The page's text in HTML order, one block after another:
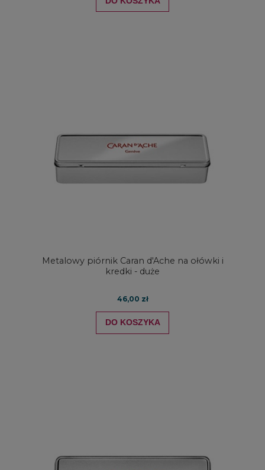
Metalowy piórnik Caran d'Ache na ołówki i
kredki - duże
46,00 zł
DO KOSZYKA